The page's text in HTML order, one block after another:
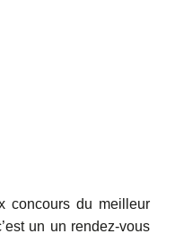
concours du meilleur
un un rendez-vous